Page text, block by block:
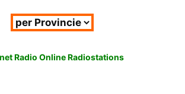
Radio Online Radiostations